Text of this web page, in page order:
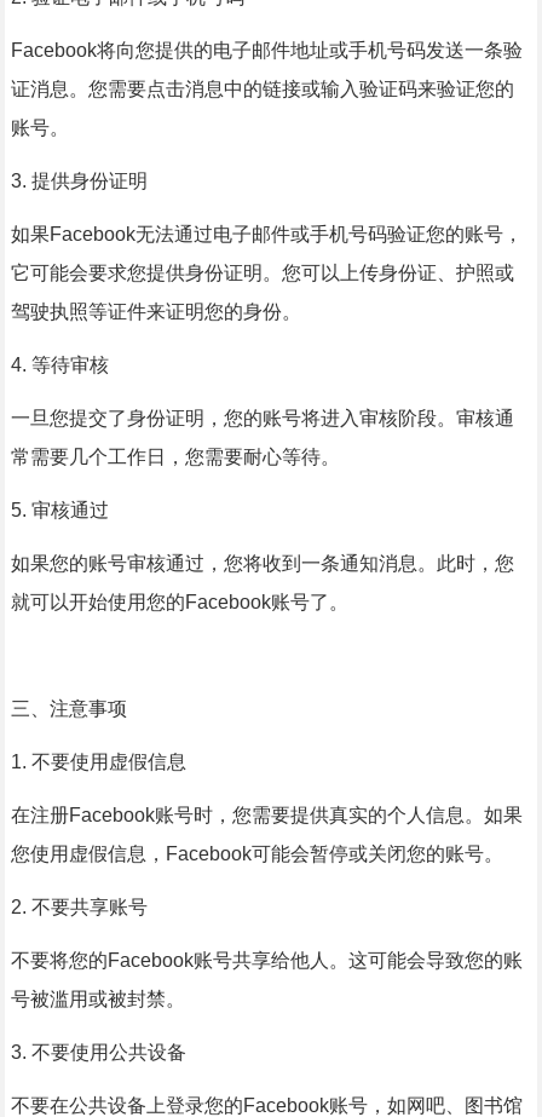
Facebook将向您提供的电子邮件地址或手机号码发送一条验
证消息。您需要点击消息中的链接或输入验证码来验证您的
账号。
3. 提供身份证明
如果Facebook无法通过电子邮件或手机号码验证您的账号，
它可能会要求您提供身份证明。您可以上传身份证、护照或
驾驶执照等证件来证明您的身份。
4. 等待审核
一旦您提交了身份证明，您的账号将进入审核阶段。审核通
常需要几个工作日，您需要耐心等待。
5. 审核通过
如果您的账号审核通过，您将收到一条通知消息。此时，您
就可以开始使用您的Facebook账号了。
三、注意事项
1. 不要使用虚假信息
在注册Facebook账号时，您需要提供真实的个人信息。如果
您使用虚假信息，Facebook可能会暂停或关闭您的账号。
2. 不要共享账号
不要将您的Facebook账号共享给他人。这可能会导致您的账
号被滥用或被封禁。
3. 不要使用公共设备
不要在公共设备上登录您的Facebook账号，如网吧、图书馆